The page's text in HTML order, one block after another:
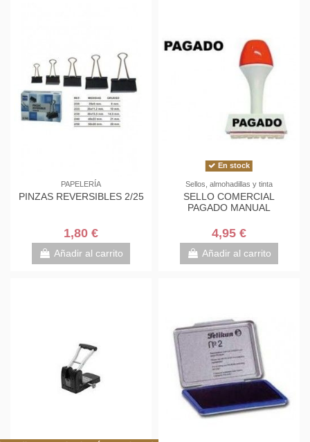
PAPELERÍA
PINZAS REVERSIBLES 2/25
1,80 €
Añadir al carrito
En stock
Sellos, almohadillas y tinta
SELLO COMERCIAL
PAGADO MANUAL
4,95 €
Añadir al carrito